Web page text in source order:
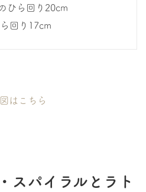
ひら回り20cm
回り17cm
はこちら
スパイラルとラト